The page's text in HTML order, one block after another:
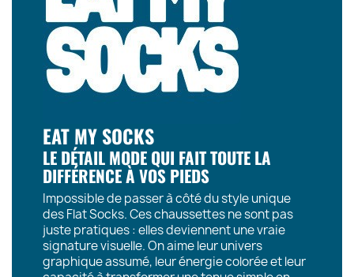
EAT MY SOCKS
LE DÉTAIL MODE QUI FAIT TOUTE LA
DIFFÉRENCE À VOS PIEDS
Impossible de passer à côté du style unique
des Flat Socks. Ces chaussettes ne sont pas
juste pratiques : elles deviennent une vraie
signature visuelle. On aime leur univers
graphique assumé, leur énergie colorée et leur